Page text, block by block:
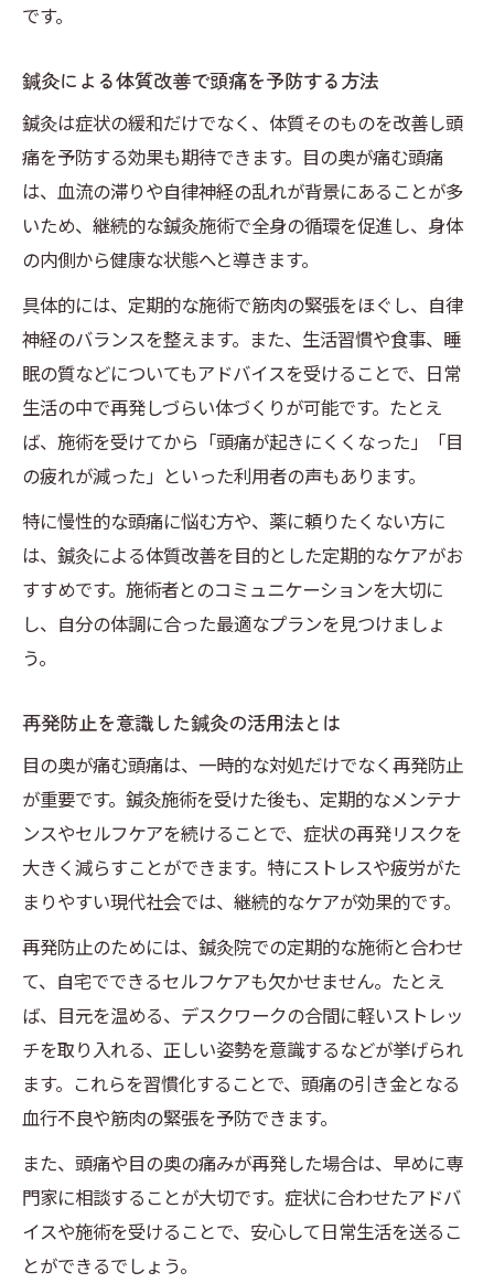
です。
鍼灸による体質改善で頭痛を予防する方法
鍼灸は症状の緩和だけでなく、体質そのものを改善し頭
痛を予防する効果も期待できます。目の奥が痛む頭痛
は、血流の滞りや自律神経の乱れが背景にあることが多
いため、継続的な鍼灸施術で全身の循環を促進し、身体
の内側から健康な状態へと導きます。
具体的には、定期的な施術で筋肉の緊張をほぐし、自律
神経のバランスを整えます。また、生活習慣や食事、睡
眠の質などについてもアドバイスを受けることで、日常
生活の中で再発しづらい体づくりが可能です。たとえ
ば、施術を受けてから「頭痛が起きにくくなった」「目
の疲れが減った」といった利用者の声もあります。
特に慢性的な頭痛に悩む方や、薬に頼りたくない方に
は、鍼灸による体質改善を目的とした定期的なケアがお
すすめです。施術者とのコミュニケーションを大切に
し、自分の体調に合った最適なプランを見つけましょ
う。
再発防止を意識した鍼灸の活用法とは
目の奥が痛む頭痛は、一時的な対処だけでなく再発防止
が重要です。鍼灸施術を受けた後も、定期的なメンテナ
ンスやセルフケアを続けることで、症状の再発リスクを
大きく減らすことができます。特にストレスや疲労がた
まりやすい現代社会では、継続的なケアが効果的です。
再発防止のためには、鍼灸院での定期的な施術と合わせ
て、自宅でできるセルフケアも欠かせません。たとえ
ば、目元を温める、デスクワークの合間に軽いストレッ
チを取り入れる、正しい姿勢を意識するなどが挙げられ
ます。これらを習慣化することで、頭痛の引き金となる
血行不良や筋肉の緊張を予防できます。
また、頭痛や目の奥の痛みが再発した場合は、早めに専
門家に相談することが大切です。症状に合わせたアドバ
イスや施術を受けることで、安心して日常生活を送るこ
とができるでしょう。